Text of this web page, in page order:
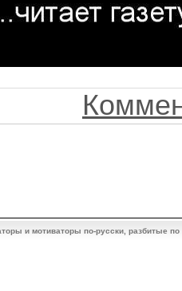
и мотиваторы по-русски, разбитые